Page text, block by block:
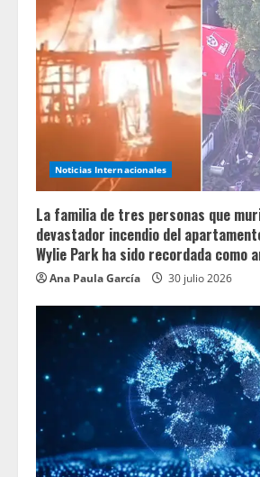
Noticias Internacionales
La familia de tres personas que
devastador incendio del
Wylie Park ha sido recordada como
Ana Paula García 30 julio 2026